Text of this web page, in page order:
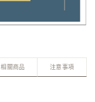
相關商品 注意事項